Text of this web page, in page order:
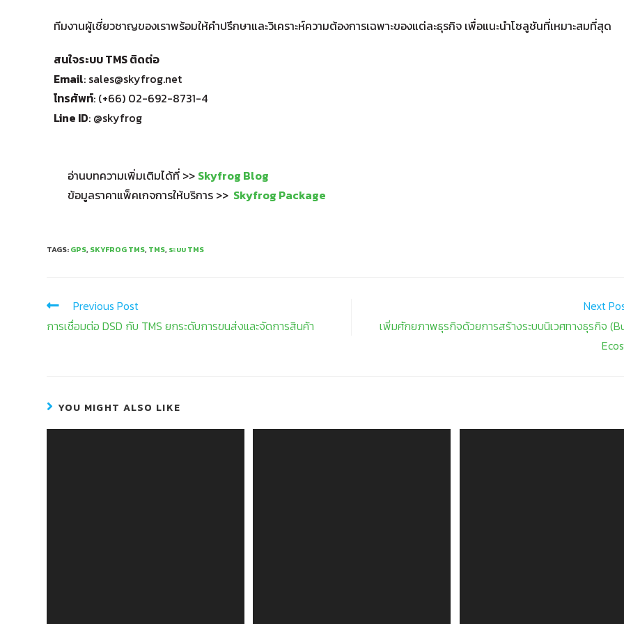
ทีมงานผู้เชี่ยวชาญของเราพร้อมให้คำปรึกษาและวิเคราะห์ความต้องการเฉพาะของแต่ละธุรกิจ เพื่อแนะนำโซลูชันที่เหมาะสมที่สุด
สนใจระบบ TMS ติดต่อ
Email: sales@skyfrog.net
โทรศัพท์: (+66) 02-692-8731-4
Line ID: @skyfrog
อ่านบทความเพิ่มเติมได้ที่ >> Skyfrog Blog
ข้อมูลราคาแพ็คเกจการให้บริการ >> Skyfrog Package
TAGS:GPS, SKYFROG TMS, TMS, ระบบ TMS
Previous Post
การเชื่อมต่อ DSD กับ TMS ยกระดับการขนส่งและจัดการสินค้า
Next
เพิ่มศักยภาพธุรกิจด้วยการสร้างระบบนิเวศทางธุรกิจ
YOU MIGHT ALSO LIKE